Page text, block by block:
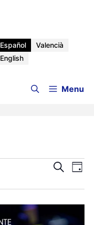
Español
Valencià
English
Menu
N
a
v
B
s
a
r
N
v
e
D
a